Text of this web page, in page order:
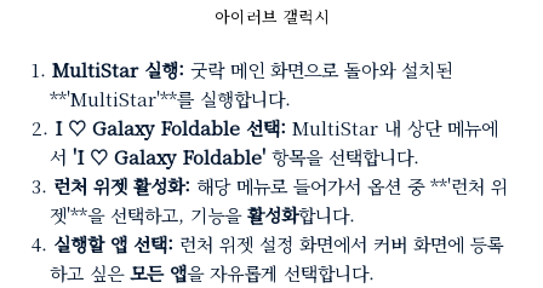
아이러브 갤럭시
MultiStar 실행: 굿락 메인 화면으로 돌아와 설치된
**'MultiStar'**를 실행합니다.
I ♡ Galaxy Foldable 선택: MultiStar 내 상단 메뉴에
서 'I ♡ Galaxy Foldable' 항목을 선택합니다.
런처 위젯 활성화: 해당 메뉴로 들어가서 옵션 중 **'런처 위
젯'**을 선택하고, 기능을활성화합니다.
실행할 앱 선택: 런처 위젯 설정 화면에서 커버 화면에 등록
하고 싶은모든 앱을 자유롭게 선택합니다.